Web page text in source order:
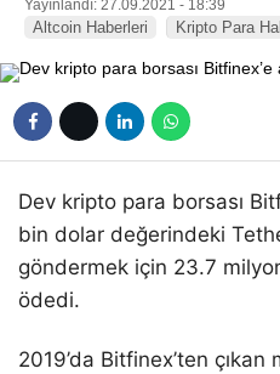
Yayınlandı: 27.09.2021 - 18:39
Altcoin Haberleri Kripto Para
Dev kripto para borsası
bin dolar değerindeki
göndermek için 23.7
ödedi.
2019’da Bitfinex’ten